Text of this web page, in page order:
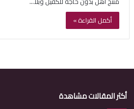
أكمل القراءة »
أكثر المقالات مشاهدة